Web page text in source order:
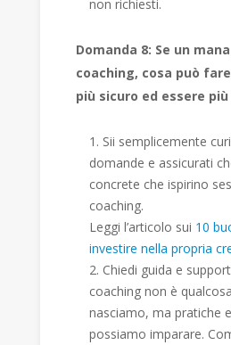
non richiesti.
Domanda 8: Se un
coaching, cosa può
più sicuro ed essere
Sii semplicemente
domande e assicurati
concrete che ispirino
coaching.
Leggi l’articolo sui 10
investire nella propria
Chiedi guida e
coaching non è
nasciamo, ma pratiche
possiamo imparare.